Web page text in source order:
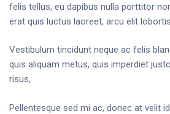
felis tellus, eu dapibus nulla porttitor
erat quis luctus laoreet, arcu elit
Vestibulum tincidunt neque ac felis
quis aliquam metus, quis imperdiet
risus,
Pellentesque sed mi ac, donec at velit